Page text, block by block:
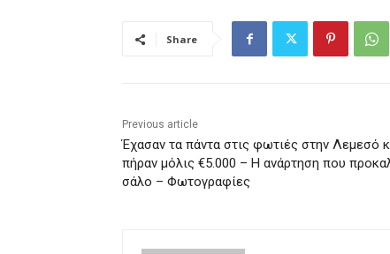
Share
Previous article
Έχασαν τα πάντα στις φωτιές στην Λεμεσό
πήραν μόλις €5.000 – Η ανάρτηση που
σάλο – Φωτογραφίες